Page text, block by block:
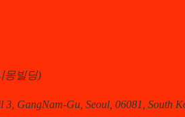
몽빌딩)
GangNam-Gu, Seoul, 06081, South